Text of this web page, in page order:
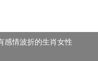
感情波折的生肖女性